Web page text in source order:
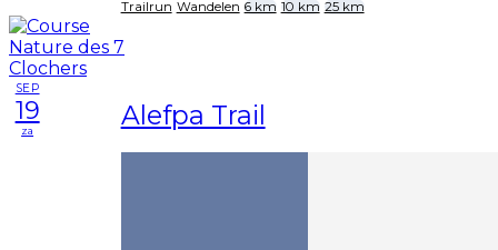
Trailrun Wandelen 6 km 10 km 25 km
SEP
19
za Alefpa Trail